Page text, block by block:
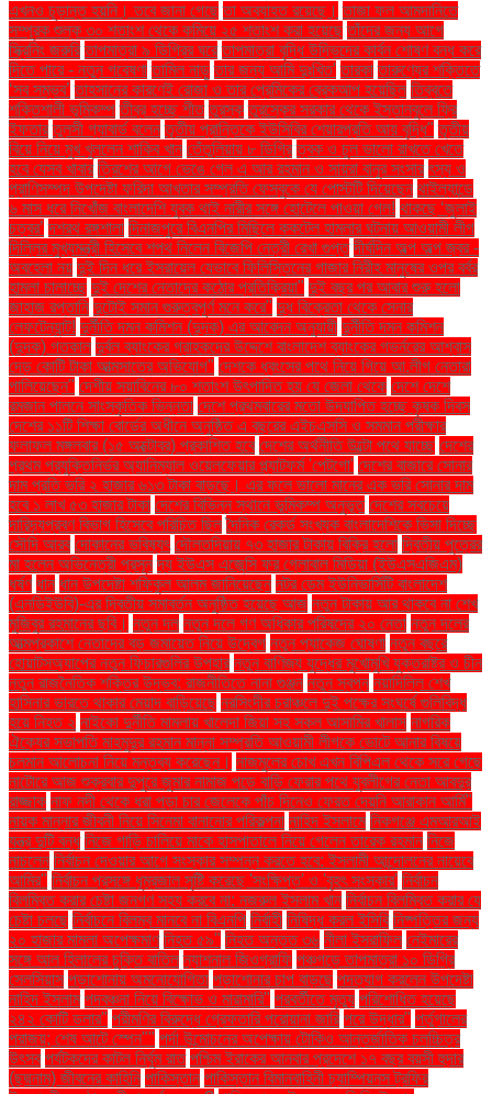
এখনও চূড়ান্ত হয়নি। তবে জানা গেছে তা অব্যাহত রয়েছে। তাজা ফল আমদানিতে
সম্পূরক শুল্ক ৩০ শতাংশ থেকে কমিয়ে ২৫ শতাংশ করা হয়েছে তাঁদের জন্য আগে
স্ক্রিনিং জরুরি তাপমাত্রা ৯ ডিগ্রির ঘরে তাপমাত্রা বৃদ্ধি উদ্ভিদের কার্বন শোষণ বন্ধ করে
দিতে পারে - নতুন গবেষণা তামিল নাড়ু তার জন্য আমি দুঃখিত' তারকা তারুণ্যের শক্তিতে
‘সব সম্ভব’ তাহসানের কারণেই রোজা ও তার প্রেমিকের ব্রেকআপ হয়েছিল তিব্বতে
শক্তিশালী ভূমিকম্প তীব্র হচ্ছে শীত তুরস্ক তুরস্কের সরকার থেকে ইস্তানবুলে ফ্রি
ইফতার তুলসী গ্যাবার্ড বলেন তৃতীয় প্রান্তিকে ইউসিবির শেয়ারপ্রতি আয় বৃদ্ধি" তৃতীয়
বিয়ে নিয়ে মুখ খুললেন শাকিব খান তেঁতুলিয়ায় ৮ ডিগ্রি ত্বক ও চুল ভালো রাখতে খেতে
হবে যেসব খাবার ত্রিশের আগে ভেঙে গেল এ আর রহমান ও সায়রা বানুর সংসার ৎস্য ও
প্রাণিসম্পদ উপদেষ্টা ফরিদা আখতার সম্প্রতি ফেসবুকে যে পোস্টটি দিয়েছেন থাইল্যান্ডে
৬ মাস ধরে নিখোঁজ বাংলাদেশি যুবক থাই নারীর সঙ্গে হোটেলে পাওয়া গেল! থাকছে ‘জুলাই
চত্বর’ দশরথ রঙ্গশালা দিনাজপুরে বিএনপির মিছিলে ককটেল হামলার ঘটনায় আওয়ামী লীগ
দিল্লির মুখ্যমন্ত্রী হিসেবে শপথ নিলেন বিজেপি নেত্রী রেখা গুপ্ত দীর্ঘদিন অল্প অল্প জ্বর -
অবহেলা নয় দুই দিন ধরে ইসরায়েল যেভাবে ফিলিস্তিনের গাজার নিরীহ মানুষের ওপর বর্বর
হামলা চালাচ্ছে দুই দেশের নেতাদের কঠোর প্রতিক্রিয়া" দুই বছর পর আবার শুরু হলো
জাহাজ রপ্তানি দুটোই সমান গুরুত্বপূর্ণ মনে করে" দুধ বিক্রেতা থেকে সেনার
লেফটেন্যান্ট! দুর্নীতি দমন কমিশন (দুদক) এর আবেদন অনুযায়ী দুর্নীতি দমন কমিশন
(দুদক) গতকাল দুর্বল ব্যাংকের গ্রাহকদের উদ্দেশে বাংলাদেশ ব্যাংকের গভর্নরের আশ্বাস
দেড় কোটি টাকা আত্মসাতের অভিযোগ" দেশকে ধ্বংসের পথে নিয়ে গিয়ে আ.লীগ নেতারা
পালিয়েছেন" দেশীয় সয়াবিনের ৮০ শতাংশ উৎপাদিত হয় যে জেলা থেকে দেশে দেশে
রমজান পালনে সাংস্কৃতিক ভিন্নতা দেশে প্রথমবারের মতো উদযাপিত হচ্ছে কৃষক দিবস
দেশের ১১টি শিক্ষা বোর্ডের অধীনে অনুষ্ঠিত এ বছরের এইচএসসি ও সমমান পরীক্ষার
ফলাফল মঙ্গলবার (১৫ অক্টোবর) প্রকাশিত হবে দেশের অর্থনীতি উল্টো পথে যাচ্ছে দেশের
প্রথম প্রযুক্তিনির্ভর অ্যানিম্যাল ওয়েলফেয়ার প্ল্যাটফর্ম 'পেটগো' দেশের বাজারে সোনার
দাম প্রতি ভরি ২ হাজার ৬১৩ টাকা বাড়ছে। এর ফলে ভালো মানের এক ভরি সোনার দাম
হবে ১ লাখ ৫৩ হাজার টাকা দেশের বিভিন্ন স্থানে ভূমিকম্প অনুভূত দেশের সবচেয়ে
দারিদ্র্যপ্রবণ বিভাগ হিসেবে পরিচিত ছিল দৈনিক রেকর্ড সংখ্যক বাংলাদেশিকে ভিসা দিচ্ছে
সৌদি আরব দোকানের ভবিষ্যৎ দৌলতদিয়ায় ৭৩ হাজার টাকায় বিক্রি হলো দ্বিতীয় পুত্রের
মা হলেন অভিনেত্রী প্রসূন দ্য ইউএস এজেন্সি ফর গ্লোবাল মিডিয়া (ইউএসএজিএম)
ধর্ষণ ধান ধান উপদেষ্টা শফিকুল আলম জানিয়েছেন নটর ডেম ইউনিভার্সিটি বাংলাদেশ
(এনডিইউবি)-এর দ্বিতীয় সমাবর্তন অনুষ্ঠিত হয়েছে আজ নতুন টাকায় আর থাকবে না শেখ
মুজিবুর রহমানের ছবি। নতুন দল নতুন দলে গণ অধিকার পরিষদের ২০ নেতা নতুন দলের
আত্মপ্রকাশে নেতাদের বড় জমায়েত নিয়ে উদ্বেগ নতুন প্যাকেজ ঘোষণা নতুন বছরে
হোয়াটসঅ্যাপের নতুন ফিচারগুলির উপহার নতুন বাণিজ্য যুদ্ধের মুখোমুখি যুক্তরাষ্ট্র ও চীন
নতুন রাজনৈতিক শক্তির উদ্ভব: রাজনীতিতে নানা গুঞ্জন নতুন স্বপ্ন নয়াদিল্লি শেখ
হাসিনার ভারতে থাকার মেয়াদ বাড়িয়েছে নরসিংদীর চরাঞ্চলে দুই পক্ষের সংঘর্ষে গুলিবিদ্ধ
হয়ে নিহত ২ নাইকো দুর্নীতি মামলায় খালেদা জিয়া সহ সকল আসামির খালাস নাগরিক
ঐক্যের সভাপতি মাহমুদুর রহমান মান্না সম্প্রতি আওয়ামী লীগকে ভোটে আনার বিষয়ে
চলমান আলোচনা নিয়ে মন্তব্য করেছেন। নাজমুলের চোখ এখন বিপিএল থেকে সরে গেছে
নাটোরে আজ শুক্রবার দুপুরে জুমার নামাজ পড়ে বাড়ি ফেরার পথে যুবলীগের নেতা আবদুর
রাজ্জাক নাফ নদী থেকে ধরা পড়া চার জেলেকে পাঁচ দিনেও ফেরত দেয়নি আরাকান আর্মি"
নায়ক মান্নার জীবনী নিয়ে সিনেমা বানানোর পরিকল্পনা নাহিদ ইসলামে নিকগঞ্জে এমআরআই
যন্ত্র দুটি বন্ধ নিজে গাড়ি চালিয়ে মাকে হাসপাতালে নিয়ে গেলেন তারেক রহমান নিজে
নাচলেন নির্বাচন দেওয়ার আগে সংস্কার সম্পন্ন করতে হবে: ইসলামী আন্দোলনের নায়েবে
আমির" নির্বাচন প্রসঙ্গে ধূম্রজাল সৃষ্টি করেছে 'সংক্ষিপ্ত' ও 'বৃহৎ সংস্কার' নির্বাচন
বিলম্বিত করার চেষ্টা জনগণ সহ্য করবে না: নজরুল ইসলাম খান নির্বাচন বিলম্বিত করার যে
চেষ্টা চলছে নির্বাচনে বিলম্ব মানবে না বিএনপি নির্বাহী নিষিদ্ধ করল ইসিবি নিষ্পত্তির জন্য
২০ হাজার মামলা অপেক্ষমাণ নিহত ৫৯" নিহত অন্তত ৩৬ নীলা ইসরাফিল নেইমারের
সঙ্গে আল হিলালের চুক্তি বাতিল ন্যাশনাল জিওগ্রাফি পঞ্চগড়ে তাপমাত্রা ১০ ডিগ্রি
সেলসিয়াস পড়াশোনায় অমনোযোগিতা পড়াশোনার চাপ বাড়ছে পদত্যাগ করলেন উপদেষ্টা
নাহিদ ইসলাম পদবঞ্চনা নিয়ে বিক্ষোভ ও মারামারি" পরবর্তীতে মৃত্যু পরিশোধিত হয়েছে
২৪২ কোটি ডলার" পরীমণির বিরুদ্ধে গ্রেফতারি পরোয়ানা জারি পরে উদ্ধার" পর্তুগালের
পরাজয়; শেষ আটে স্পেন"" পর্দা উন্মোচনের অপেক্ষায় টোকিও আন্তর্জাতিক চলচ্চিত্র
উৎসব পর্যটকদের কাটল নির্ঘুম রাত পশ্চিম ইরাকের আনবার প্রদেশে ১৭ বছর বয়সী হুদার
(ছদ্মনাম) জীবনের কাহিনি পাকিস্তান পাকিস্তান বিমানবাহিনী চ্যাম্পিয়নস ট্রফির